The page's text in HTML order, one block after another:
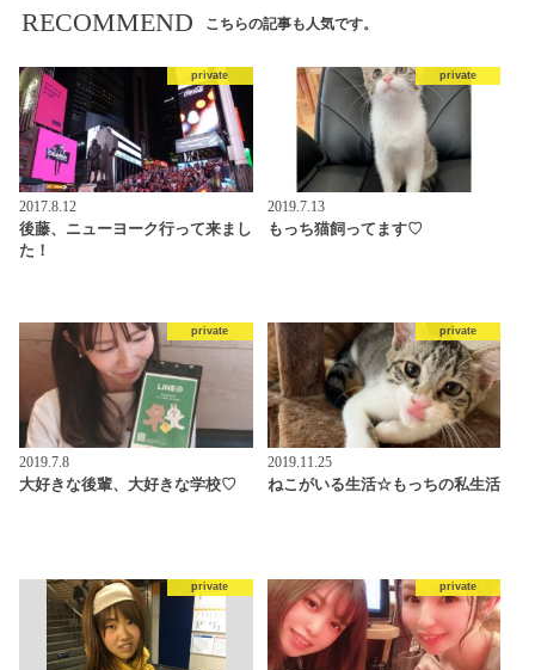
RECOMMEND こちらの記事も人気です。
private
2017.8.12
後藤、ニューヨーク行って来まし
た！
private
2019.7.13
もっち猫飼ってます♡
private
2019.7.8
大好きな後輩、大好きな学校♡
private
2019.11.25
ねこがいる生活☆もっちの私生活
private private